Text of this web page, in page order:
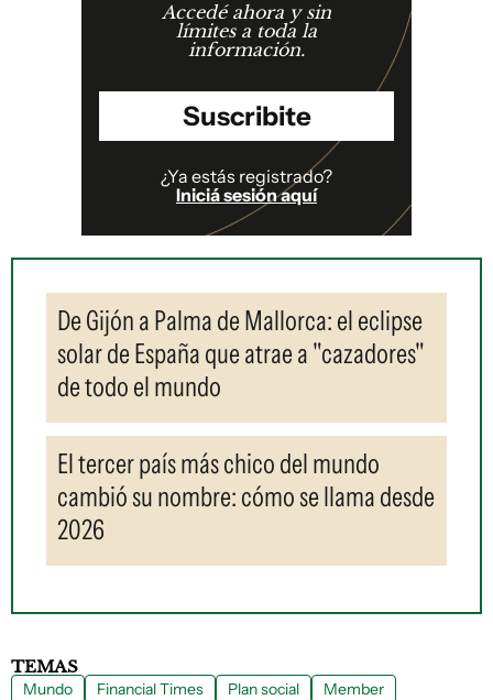
Accedé ahora y sin
límites a toda la
información.
Suscribite
¿Ya estás registrado?
Iniciá sesión aquí
De Gijón a Palma de Mallorca: el eclipse
solar de España que atrae a "cazadores"
de todo el mundo
El tercer país más chico del mundo
cambió su nombre: cómo se llama desde
2026
TEMAS
Mundo Financial Times Plan social Member